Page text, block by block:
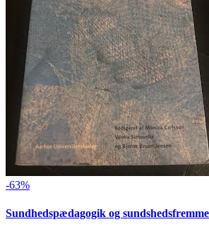
-63%
Sundhedspædagogik og sundshedsfremme